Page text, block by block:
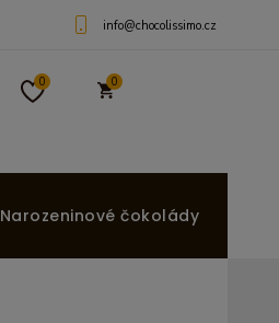
info@chocolissimo.cz
0 0
Narozeninové čokolády